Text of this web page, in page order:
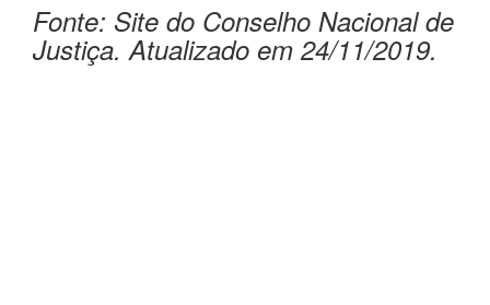
Fonte: Site do Conselho Nacional de
Justiça. Atualizado em 24/11/2019.